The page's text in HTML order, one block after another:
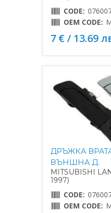
CODE:
OEM CODE:
7 € / 13.69
ДРЪЖКА
ВЪНШНА Д.
MITSUBISHI
1997)
CODE:
OEM CODE: